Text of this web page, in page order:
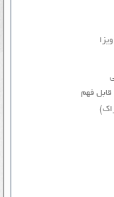
قابل فهم